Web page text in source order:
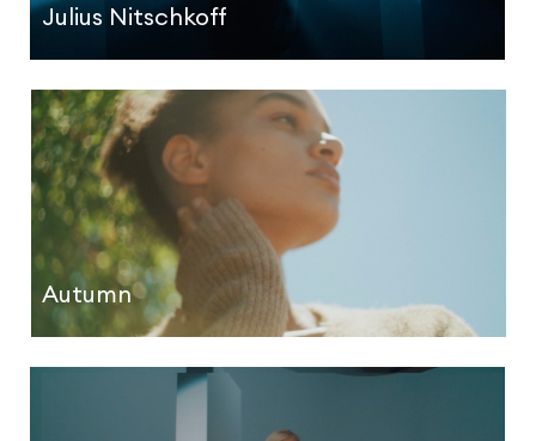
Julius Nitschkoff
Autumn